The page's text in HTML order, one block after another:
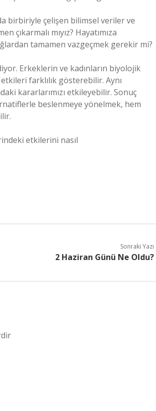
birbiriyle çelişen bilimsel veriler ve
çıkarmalı mıyız? Hayatımıza
tamamen vazgeçmek gerekir mi?
Erkeklerin ve kadınların biyolojik
farklılık gösterebilir. Aynı
kararlarımızı etkileyebilir. Sonuç
beslenmeye yönelmek, hem
etkilerini nasıl
Sonraki Yazı
2 Haziran Günü Ne Oldu?